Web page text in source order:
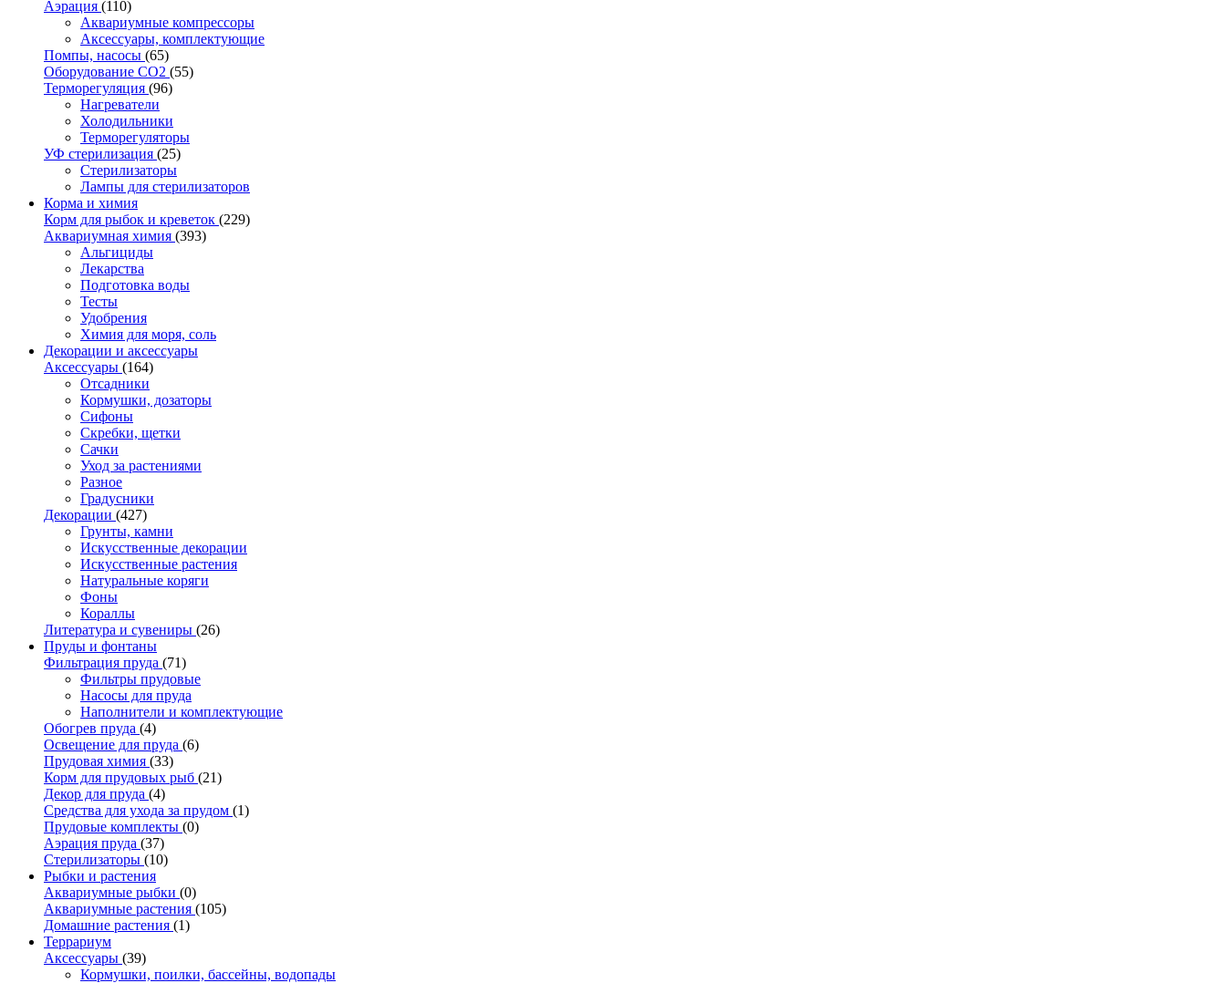
Аэрация (110)
Аквариумные компрессоры
Аксессуары, комплектующие
Помпы, насосы (65)
Оборудование CO2 (55)
Терморегуляция (96)
Нагреватели
Холодильники
Терморегуляторы
УФ стерилизация (25)
Стерилизаторы
Лампы для стерилизаторов
Корма и химия
Корм для рыбок и креветок (229)
Аквариумная химия (393)
Альгициды
Лекарства
Подготовка воды
Тесты
Удобрения
Химия для моря, соль
Декорации и аксессуары
Аксессуары (164)
Отсадники
Кормушки, дозаторы
Сифоны
Скребки, щетки
Сачки
Уход за растениями
Разное
Градусники
Декорации (427)
Грунты, камни
Искусственные декорации
Искусственные растения
Натуральные коряги
Фоны
Кораллы
Литература и сувениры (26)
Пруды и фонтаны
Фильтрация пруда (71)
Фильтры прудовые
Насосы для пруда
Наполнители и комплектующие
Обогрев пруда (4)
Освещение для пруда (6)
Прудовая химия (33)
Корм для прудовых рыб (21)
Декор для пруда (4)
Средства для ухода за прудом (1)
Прудовые комплекты (0)
Аэрация пруда (37)
Стерилизаторы (10)
Рыбки и растения
Аквариумные рыбки (0)
Аквариумные растения (105)
Домашние растения (1)
Террариум
Аксессуары (39)
Кормушки, поилки, бассейны, водопады